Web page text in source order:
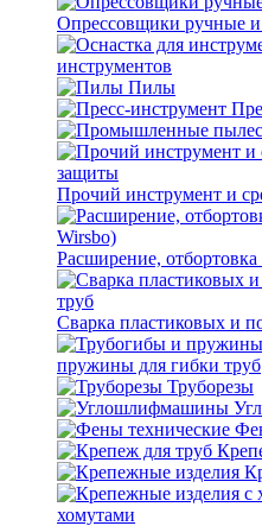
Опрессовщики ручные и
инструментов
Пилы
Прочий инструмент и
Расширение,
Сварка пластиковых и
пружины для гибки труб
Труборезы
хомутами